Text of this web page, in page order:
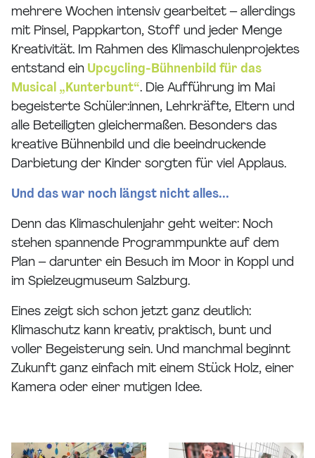
mehrere Wochen intensiv gearbeitet – allerdings
mit Pinsel, Pappkarton, Stoff und jeder Menge
Kreativität. Im Rahmen des Klimaschulenprojektes
entstand ein Upcycling-Bühnenbild für das
Musical „Kunterbunt“. Die Aufführung im Mai
begeisterte Schüler:innen, Lehrkräfte, Eltern und
alle Beteiligten gleichermaßen. Besonders das
kreative Bühnenbild und die beeindruckende
Darbietung der Kinder sorgten für viel Applaus.
Und das war noch längst nicht alles...
Denn das Klimaschulenjahr geht weiter: Noch
stehen spannende Programmpunkte auf dem
Plan – darunter ein Besuch im Moor in Koppl und
im Spielzeugmuseum Salzburg.
Eines zeigt sich schon jetzt ganz deutlich:
Klimaschutz kann kreativ, praktisch, bunt und
voller Begeisterung sein. Und manchmal beginnt
Zukunft ganz einfach mit einem Stück Holz, einer
Kamera oder einer mutigen Idee.